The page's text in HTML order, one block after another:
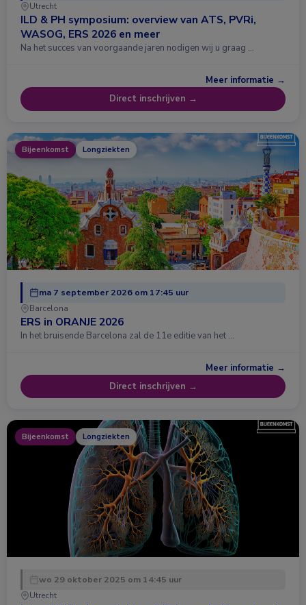
Utrecht
ILD & PH symposium: overview van ATS, PVRi,
WASOG, ERS 2026 en meer
Na het succes van voorgaande jaren nodigen wij u graag …
Meer informatie →
Direct inschrijven →
Bijeenkomst Longziekten
ma 7 september 2026 om 17:45 uur
Barcelona
ERS in ORANJE 2026
In het bruisende Barcelona zal de 11e editie van het …
Meer informatie →
Direct inschrijven →
Bijeenkomst Longziekten
wo 29 oktober 2025 om 14:45 uur
Utrecht